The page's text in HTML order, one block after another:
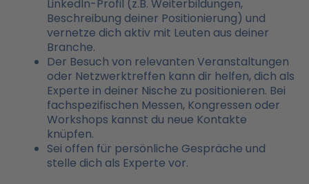
LinkedIn-Profil (z.B. Weiterbildungen,
Beschreibung deiner Positionierung) und
vernetze dich aktiv mit Leuten aus deiner
Branche.
Der Besuch von relevanten Veranstaltungen
oder Netzwerktreffen kann dir helfen, dich als
Experte in deiner Nische zu positionieren. Bei
fachspezifischen Messen, Kongressen oder
Workshops kannst du neue Kontakte
knüpfen.
Sei offen für persönliche Gespräche und
stelle dich als Experte vor.